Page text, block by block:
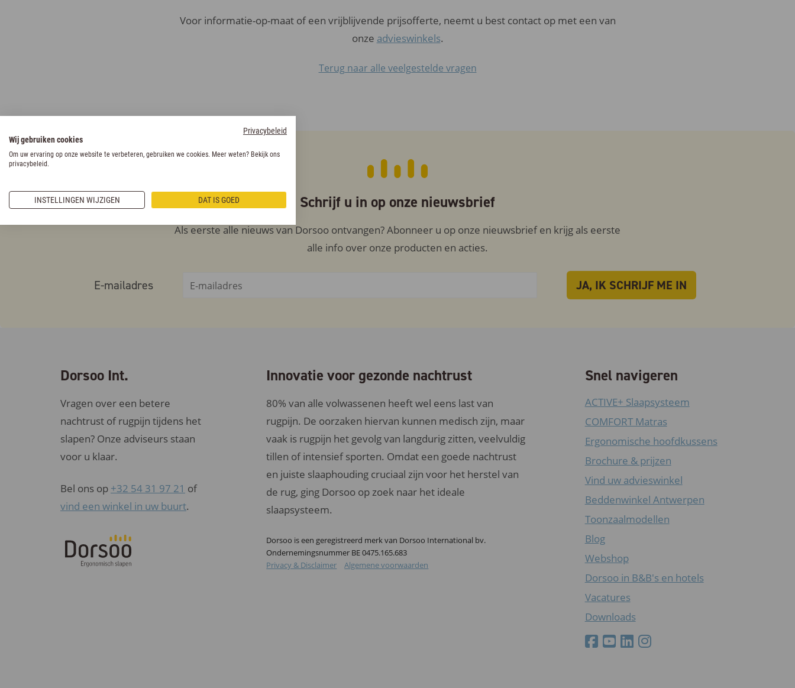
Voor informatie-op-maat of een vrijblijvende prijsofferte, neemt u best contact op met een van
onze advieswinkels.
Terug naar alle veelgestelde vragen
Schrijf u in op onze nieuwsbrief
Als eerste alle nieuws van Dorsoo ontvangen? Abonneer u op onze nieuwsbrief en krijg als eerste
alle info over onze producten en acties.
E-mailadres
Dorsoo Int.
Vragen over een betere
nachtrust of rugpijn tijdens het
slapen? Onze adviseurs staan
voor u klaar.
Bel ons op +32 54 31 97 21 of
vind een winkel in uw buurt.
Innovatie voor gezonde nachtrust
80% van alle volwassenen heeft wel eens last van
rugpijn. De oorzaken hiervan kunnen medisch zijn, maar
vaak is rugpijn het gevolg van langdurig zitten, veelvuldig
tillen of intensief sporten. Omdat een goede nachtrust
en juiste slaaphouding cruciaal zijn voor het herstel van
de rug, ging Dorsoo op zoek naar het ideale
slaapsysteem.
Dorsoo is een geregistreerd merk van Dorsoo International bv.
Ondernemingsnummer BE 0475.165.683
Privacy & Disclaimer
Algemene voorwaarden
Snel navigeren
ACTIVE+ Slaapsysteem
COMFORT Matras
Ergonomische hoofdkussens
Brochure & prijzen
Vind uw advieswinkel
Beddenwinkel Antwerpen
Toonzaalmodellen
Blog
Webshop
Dorsoo in B&B's en hotels
Vacatures
Downloads
Privacybeleid
Wij gebruiken cookies
Om uw ervaring op onze website te verbeteren, gebruiken we cookies. Meer weten? Bekijk ons
privacybeleid.
INSTELLINGEN WIJZIGEN DAT IS GOED